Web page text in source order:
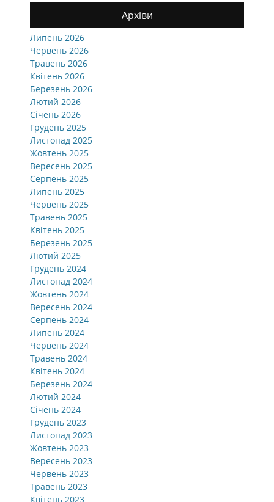
Архіви
Липень 2026
Червень 2026
Травень 2026
Квітень 2026
Березень 2026
Лютий 2026
Січень 2026
Грудень 2025
Листопад 2025
Жовтень 2025
Вересень 2025
Серпень 2025
Липень 2025
Червень 2025
Травень 2025
Квітень 2025
Березень 2025
Лютий 2025
Грудень 2024
Листопад 2024
Жовтень 2024
Вересень 2024
Серпень 2024
Липень 2024
Червень 2024
Травень 2024
Квітень 2024
Березень 2024
Лютий 2024
Січень 2024
Грудень 2023
Листопад 2023
Жовтень 2023
Вересень 2023
Червень 2023
Травень 2023
Квітень 2023